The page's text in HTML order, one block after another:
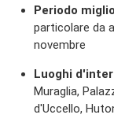
Periodo
particolare da
novembre
Luoghi
Muraglia,
d'Uccello,